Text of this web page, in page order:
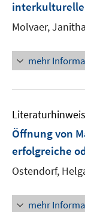
Molvaer,
mehr
Literaturhinweis
Öffnung von
erfolgreiche
Ostendorf,
mehr